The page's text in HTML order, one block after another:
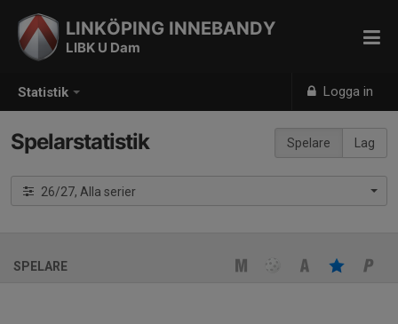
Statistik Logga in
LINKÖPING INNEBANDY
LIBK U Dam
Spelare Lag
Spelarstatistik
26/27, Alla serier
SPELARE